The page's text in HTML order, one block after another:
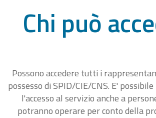
Chi può
Possono accedere tutti i
possesso di SPID/CIE/CNS. E'
l'accesso al servizio anche a
potranno operare per conto della